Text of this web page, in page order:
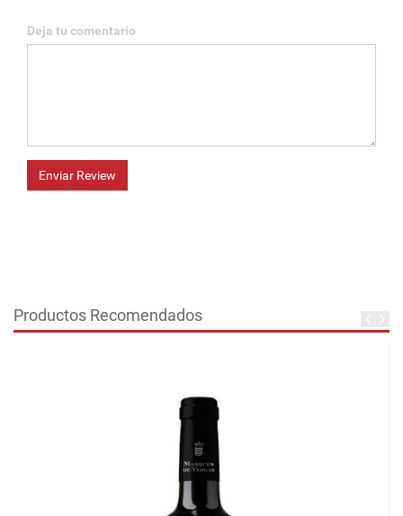
Deja tu comentario
Enviar Review
Productos Recomendados